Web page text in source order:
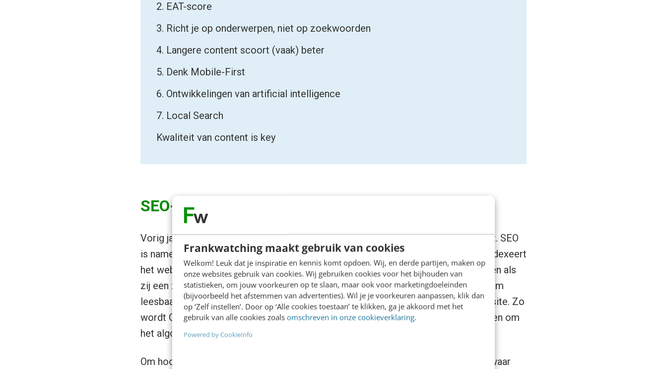
Frankwatching maakt gebruik van cookies
Welkom! Leuk dat je inspiratie en kennis komt opdoen. Wij, en derde partijen, maken op
onze websites gebruik van cookies. Wij gebruiken cookies voor het bijhouden van
statistieken, om jouw voorkeuren op te slaan, maar ook voor marketingdoeleinden
(bijvoorbeeld het afstemmen van advertenties). Wil je je voorkeuren aanpassen, klik dan
op ‘Zelf instellen’. Door op ‘Alle cookies toestaan’ te klikken, ga je akkoord met het
gebruik van alle cookies zoals omschreven in onze cookieverklaring.
Powered by CookieInfo
2. EAT-score
3. Richt je op onderwerpen, niet op zoekwoorden
4. Langere content scoort (vaak) beter
5. Denk Mobile-First
6. Ontwikkelingen van artificial intelligence
7. Local Search
Kwaliteit van content is key
SEO-proof in 2021
Vorig jaar schreef ik over deSEO-trends van 2020en dat zet ik dit jaar weer voort. SEO
is namelijk een vakgebied dat altijd in beweging is. Maar eerst de basis. Google indexeert
het web en heeft het doel om zijn gebruikers de beste resultaten voor te schotelen als
zij een zoekopdracht plaatsen. Naast de tekst die je schrijft gaat het daarbij ook om
leesbaarheid, gebruikservaring, veiligheid en deskundigheid van de pagina of website. Zo
wordt Google elk jaar slimmer en draait SEO steeds minder om trucjes en manieren om
het algoritme te manipuleren.
Om hoog te (blijven) scoren in Google is het wel goed om in de gaten te houden waar